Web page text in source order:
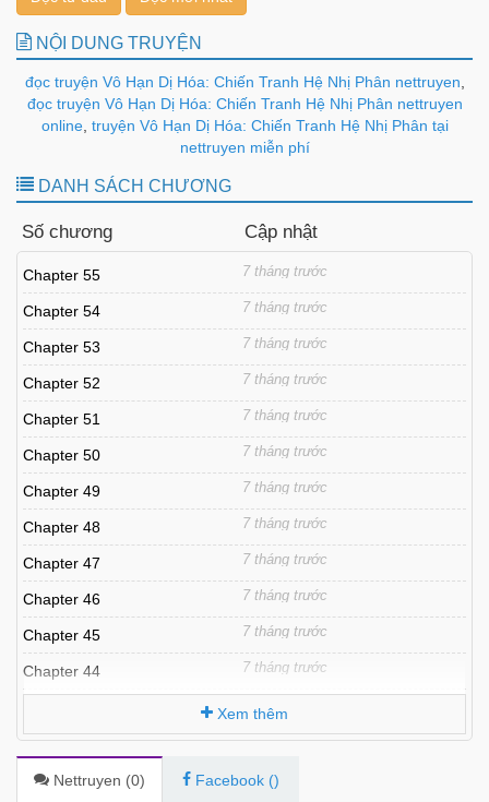
NỘI DUNG TRUYỆN
đọc truyện Vô Hạn Dị Hóa: Chiến Tranh Hệ Nhị Phân nettruyen
đọc truyện Vô Hạn Dị Hóa: Chiến Tranh Hệ Nhị Phân nettruyen
online, truyện Vô Hạn Dị Hóa: Chiến Tranh Hệ Nhị Phân tại
nettruyen miễn phí
DANH SÁCH CHƯƠNG
Số chương Cập nhật
Chapter 55 7 tháng trước
Chapter 54 7 tháng trước
Chapter 53 7 tháng trước
Chapter 52 7 tháng trước
Chapter 51 7 tháng trước
Chapter 50 7 tháng trước
Chapter 49 7 tháng trước
Chapter 48 7 tháng trước
Chapter 47 7 tháng trước
Chapter 46 7 tháng trước
Chapter 45 7 tháng trước
Chapter 44 7 tháng trước
Chapter 42 7 tháng trước
Chapter 41 7 tháng trước
Xem thêm
Nettruyen (0) Facebook ()